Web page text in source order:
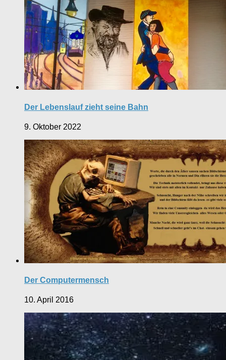
Der Lebenslauf zieht seine Bahn
9. Oktober 2022
Der Computermensch
10. April 2016